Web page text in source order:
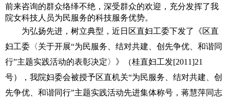
前来咨询的群众络绎不绝，深受群众的欢迎，充分发挥了我
院女科技人员为民服务的科技服务优势。
为弘扬先进，树立典型，近日区直妇工委下发了《区直
妇工委〈关于开展“为民服务、结对共建、创先争优、和谐同
行”主题实践活动的表彰决定〉》（桂直妇工发[2011]21
号），我院妇委会被授予区直机关“为民服务、结对共建、创
先争优、和谐同行”主题实践活动先进集体称号，蒋慧萍同志